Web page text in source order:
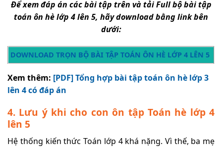
Để xem đáp án các bài tập trên và tải Full bộ bài tập
toán ôn hè lớp 4 lên 5, hãy download bằng link bên
dưới:
DOWNLOAD TRỌN BỘ BÀI TẬP TOÁN ÔN HÈ LỚP 4 LÊN 5
Xem thêm: [PDF] Tổng hợp bài tập toán ôn hè lớp 3
lên 4 có đáp án
4. Lưu ý khi cho con ôn tập Toán hè lớp 4
lên 5
Hệ thống kiến thức Toán lớp 4 khá nặng. Vì thế, ba mẹ